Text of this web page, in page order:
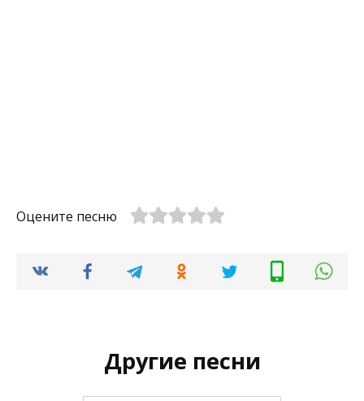
Оцените песню
Другие песни